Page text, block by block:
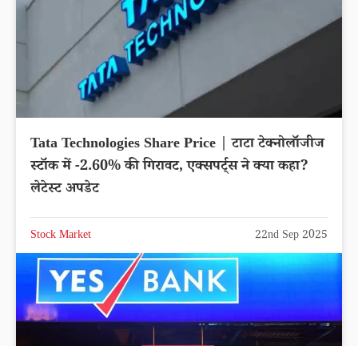
Stock Market 22nd Sep 2025
NTPC Share Price | एनटीपीसी लिमिटेड शेयर में